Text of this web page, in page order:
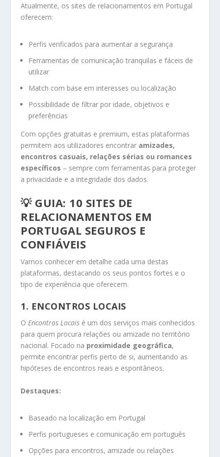
Atualmente, os sites de relacionamentos em Portugal
oferecem:
Perfis verificados para aumentar a segurança
Ferramentas de comunicação tranquilas e fáceis de
utilizar
Match com base em interesses ou localização
Possibilidade de filtrar por idade, objetivos e
preferências
Com opções gratuitas e premium, estas plataformas
permitem aos utilizadores encontrar amizades,
encontros casuais, relações sérias ou romances
específicos – sempre com ferramentas para proteger
a privacidade e a integridade dos dados.
💡 GUIA: 10 SITES DE
RELACIONAMENTOS EM
PORTUGAL SEGUROS E
CONFIÁVEIS
Vamos conhecer em detalhe cada uma destas
plataformas, destacando os seus pontos fortes e o
tipo de experiência que oferecem.
1. ENCONTROS LOCAIS
OEncontros Locais é um dos serviços mais conhecidos
para quem procura relações ou amizade no território
nacional. Focado na proximidade geográfica,
permite encontrar perfis perto de si, aumentando as
hipóteses de encontros reais e espontâneos.
Destaques:
Baseado na localização em Portugal
Perfis portugueses e comunicação em português
Opções para encontros, amizade ou relações